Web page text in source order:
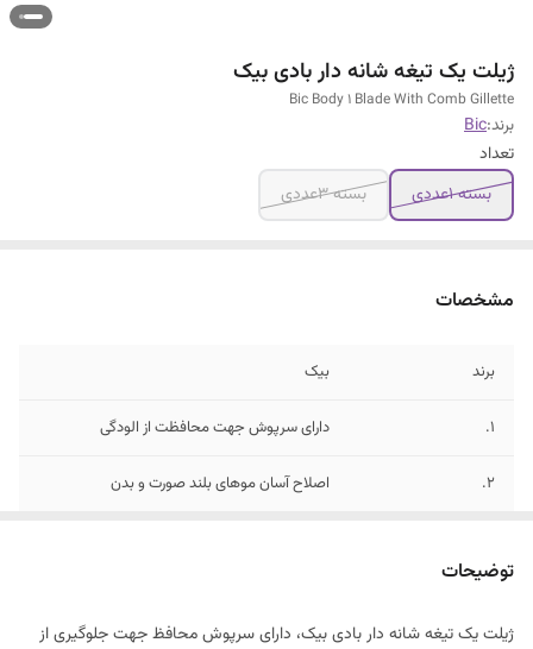
ژیلت یک تیغه شانه دار بادی بیک
Bic Body 1 Blade With Comb Gillette
برند:Bic
تعداد
بسته 1عددی
بسته 3عددی
مشخصات
برند بیک
1. دارای سرپوش جهت محافظت از الودگی
2. اصلاح آسان موهای بلند صورت و بدن
توضیحات
ژیلت یک تیغه شانه دار بادی بیک، دارای سرپوش محافظ جهت جلوگیری از